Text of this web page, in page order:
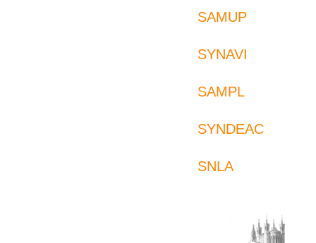
SAMUP
SYNAVI
SAMPL
SYNDEAC
SNLA